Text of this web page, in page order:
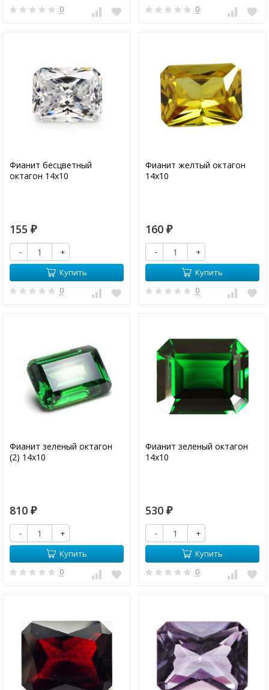
0 0
Фианит бесцветный
октагон 14х10
155 ₽
-
+
Купить
0
Фианит желтый октагон
14х10
160 ₽
-
+
Купить
0
Фианит зеленый октагон
(2) 14х10
810 ₽
-
+
Купить
0
Фианит зеленый октагон
14х10
530 ₽
-
+
Купить
0